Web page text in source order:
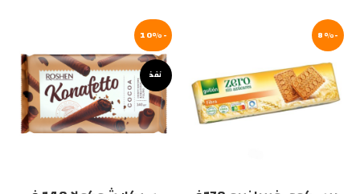
-8%
-10%
نفذ